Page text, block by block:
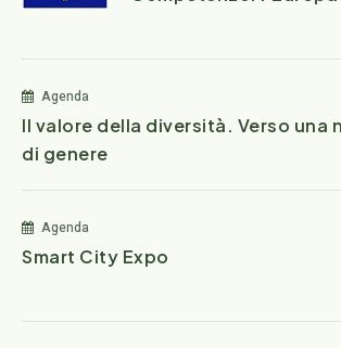
Agenda
Il valore della diversità. Verso una
di genere
Agenda
Smart City Expo